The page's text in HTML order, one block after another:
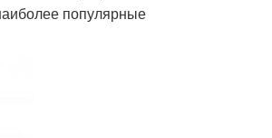
популярные